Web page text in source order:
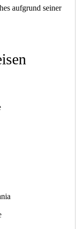
aufgrund seiner